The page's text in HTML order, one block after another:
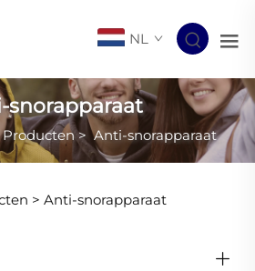
NL
snorapparaat
Producten>Anti-snorapparaat
> Anti-snorapparaat